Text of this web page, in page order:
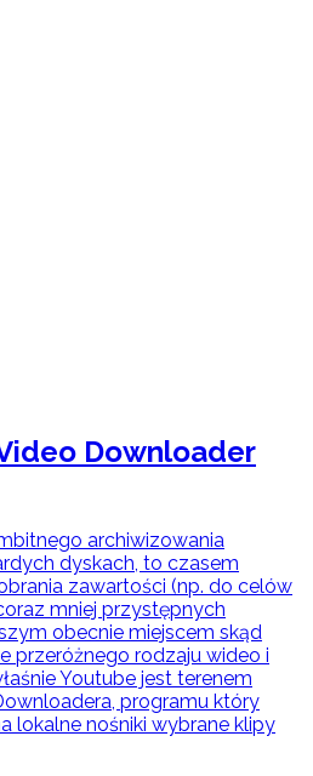
Downloader
archiwizowania
dyskach, to czasem
zawartości (np. do celów
mniej przystępnych
obecnie miejscem skąd
przeróżnego rodzaju wideo i
Youtube jest terenem
programu który
lokalne nośniki wybrane klipy